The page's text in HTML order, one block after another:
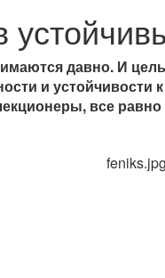
давно. И
и устойчивости
все